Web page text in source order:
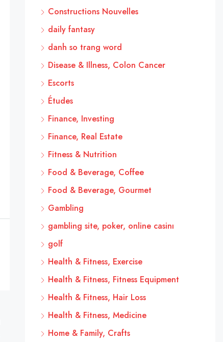
Constructions Nouvelles
daily fantasy
danh so trang word
Disease & Illness, Colon Cancer
Escorts
Études
Finance, Investing
Finance, Real Estate
Fitness & Nutrition
Food & Beverage, Coffee
Food & Beverage, Gourmet
Gambling
gambling site, poker, online casinı
golf
Health & Fitness, Exercise
Health & Fitness, Fitness Equipment
Health & Fitness, Hair Loss
Health & Fitness, Medicine
Home & Family, Crafts